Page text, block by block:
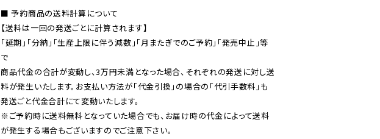
■ 予約商品の送料計算について
【送料は一回の発送ごとに計算されます】
「延期」「分納」「生産上限に伴う減数」「月またぎでのご予約」「発売中止」等
で
商品代金の合計が変動し、3万円未満となった場合、それぞれの発送に対し送
料が発生いたします。お支払い方法が「代金引換」の場合の「代引手数料」も
※ご予約時に送料無料となっていた場合でも、お届け時の代金によって送料
が発生する場合もございますのでご注意下さい。